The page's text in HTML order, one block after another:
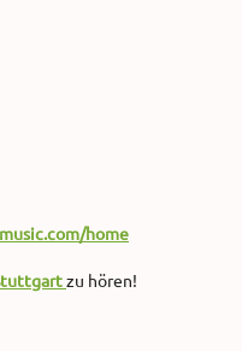
home
zu hören!